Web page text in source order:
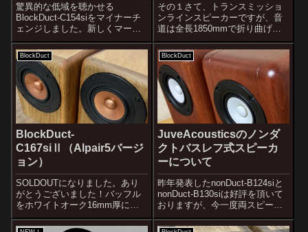
驚異的な低域を聴かせる
BlockDuct-C154siをマイナーチ
ェンジしました。新しくマーク
２となったBlockDuct-C154siが
叫びました。「小型スピーカー
の王に俺はなる！！」とまるで
脳天気なルフィのように。い
や、叫んでるのおめー...
その１さて、トランスミッショ
ンラインスピーカーですが、音
道は全長1850mmで折り曲げ回
数が多いので共鳴管としてきち
んと動作するか多少の不安はあ
ります。このような音道の形状
です。吸音材の量は最終的に上
の写真の状態です。最初この倍
の量を入れて...
BlockDuct
BlockDuct-
C167siⅡ（Alpair5バージ
ョン）
SOLDOUTになりました。あり
がとうございました！バッフル
をホワイトオーク16mm厚にし
て、ユニットをシングルサスペ
ンションのAlpair5に変更した
BlockDuct
JuveAcousticsのノンダ
クトバスレフ式スピーカ
ーについて
昨年発表したnonDuct-B124siと
nonDuct-B130siは好評を頂いて
おりますが、今一度両スピーカ
ーの特徴を解説したいと思いま
す。ブロックシリーズのスピー